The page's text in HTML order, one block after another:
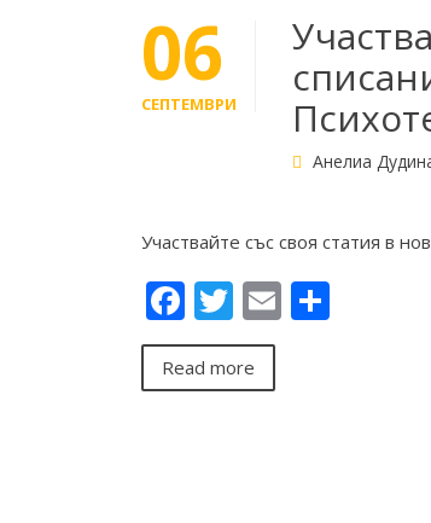
06
СЕПТЕМВРИ
Анелиа
Участвайте със своя статия в
Facebook
Twitter
Email
Read more